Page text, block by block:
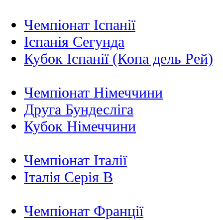
Чемпіонат Іспанії
Іспанія Сегунда
Кубок Іспанії (Копа дель Рей)
Чемпіонат Німеччини
Друга Бундесліга
Кубок Німеччини
Чемпіонат Італії
Італія Серія B
Чемпіонат Франції